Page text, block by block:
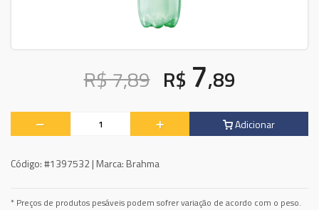
R$ 7,89 R$ 7,89
Adicionar
Código:#1397532 | Marca: Brahma
* Preços de produtos pesáveis podem sofrer variação de acordo com o peso.